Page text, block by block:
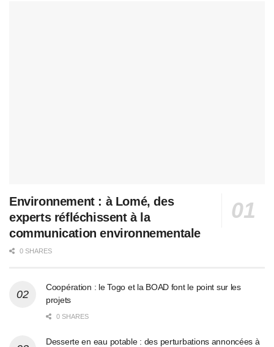
Environnement : à Lomé, des
experts réfléchissent à la
communication environnementale
0 SHARES
Coopération : le Togo et la BOAD font le point sur les
projets
0 SHARES
Desserte en eau potable : des perturbations annoncées à